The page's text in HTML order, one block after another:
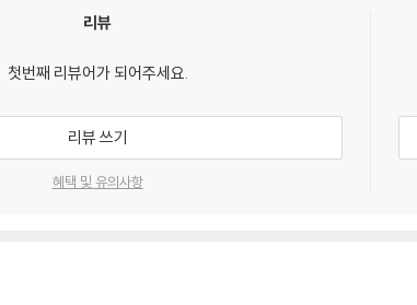
리뷰
첫번째 리뷰어가 되어주세요.
리뷰 쓰기
혜택 및 유의사항